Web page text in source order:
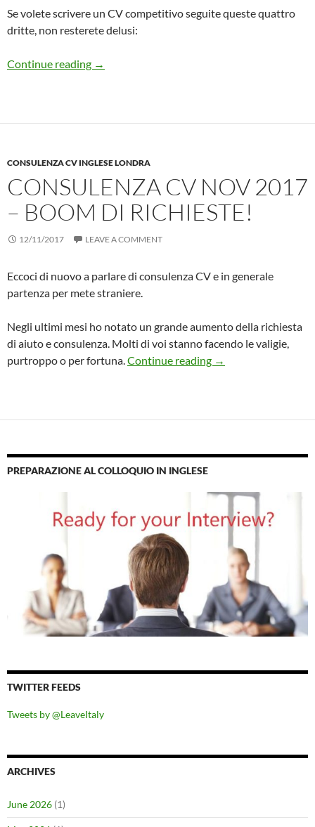
Se volete scrivere un CV competitivo seguite queste quattro
dritte, non resterete delusi:
Continue reading Quattro Consigli per migliorare il vostro CV !
→
CONSULENZA CV INGLESE LONDRA
CONSULENZA CV NOV 2017
– BOOM DI RICHIESTE!
12/11/2017 LEAVE A COMMENT
Eccoci di nuovo a parlare di consulenza CV e in generale
partenza per mete straniere.
Negli ultimi mesi ho notato un grande aumento della richiesta
di aiuto e consulenza. Molti di voi stanno facendo le valigie,
purtroppo o per fortuna.Continue reading CONSULENZA CV
→
PREPARAZIONE AL COLLOQUIO IN INGLESE
TWITTER FEEDS
Tweets by @LeaveItaly
ARCHIVES
June 2026 (1)